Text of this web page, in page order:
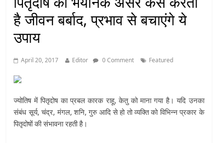
है जीवन बर्बाद, प्रभाव से बचाएंगे ये
उपाय
April 20, 2017 Editor 0 Comment Featured
ज्योतिष में पितृदोष का प्रबल कारक राहू, केतु को माना गया है। यदि उनका
संबंध सूर्य, चंद्र, मंगल, शनि, गुरु आदि से हो तो व्यक्ति को विभिन्न प्रकार के
पितृदोषों की संभावना रहती है।